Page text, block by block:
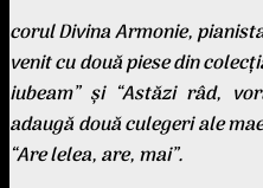
corul Divina Armonie,
venit cu două piese din
iubeam” şi “Astăzi râd,
adaugă două culegeri ale
“Are lelea, are, mai”.